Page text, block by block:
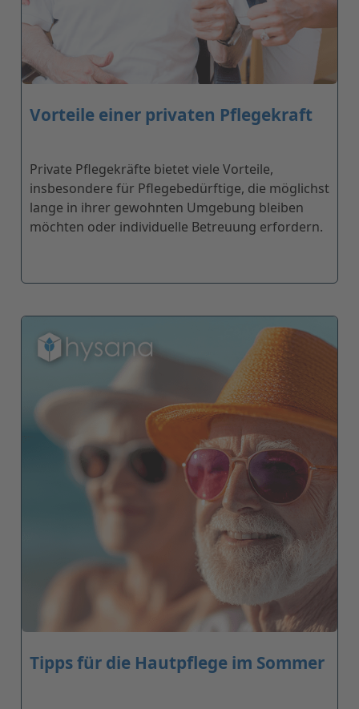
Vorteile einer privaten Pflegekraft
Private Pflegekräfte bietet viele Vorteile,
insbesondere für Pflegebedürftige, die möglichst
lange in ihrer gewohnten Umgebung bleiben
möchten oder individuelle Betreuung erfordern.
Tipps für die Hautpflege im Sommer